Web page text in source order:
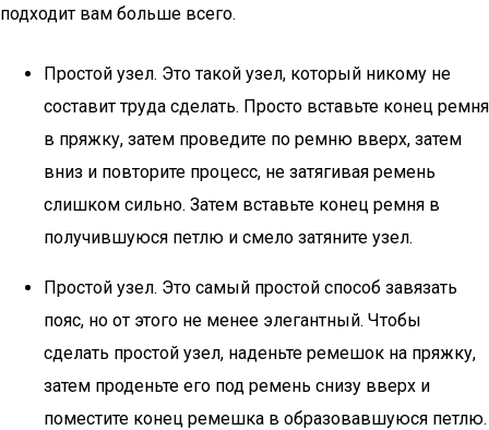
подходит вам больше всего.
Простой узел. Это такой узел, который никому не
составит труда сделать. Просто вставьте конец ремня
в пряжку, затем проведите по ремню вверх, затем
вниз и повторите процесс, не затягивая ремень
слишком сильно. Затем вставьте конец ремня в
получившуюся петлю и смело затяните узел.
Простой узел. Это самый простой способ завязать
пояс, но от этого не менее элегантный. Чтобы
сделать простой узел, наденьте ремешок на пряжку,
затем проденьте его под ремень снизу вверх и
поместите конец ремешка в образовавшуюся петлю.